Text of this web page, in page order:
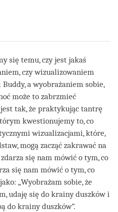
się temu, czy jest jakaś
czy wizualizowaniem
a wyobrażaniem sobie,
może to zabrzmieć
tak, że praktykując tantrę
kwestionujemy to, co
wizualizacjami, które,
mogą zacząć zakrawać na
się nam mówić o tym, co
się nam mówić o tym, co
„Wyobrażam sobie, że
udaję się do krainy duszków i
do krainy duszków”.